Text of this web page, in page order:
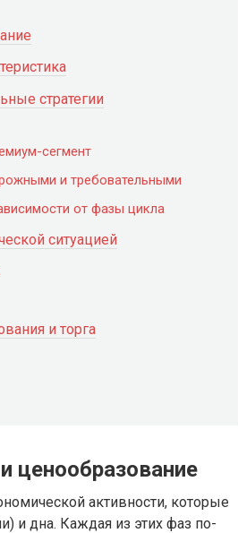
стратегии
сегмент
и требовательными
от фазы цикла
ситуацией
и торга
ценообразование
активности, которые
и дна. Каждая из этих фаз по-